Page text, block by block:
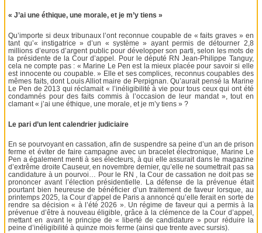
« J’ai une éthique, une morale, et je m’y tiens »
Qu’importe si deux tribunaux l’ont reconnue coupable de « faits graves » en
tant qu’« instigatrice » d’un « système » ayant permis de détourner 2,8
millions d’euros d’argent public pour développer son parti, selon les mots de
la présidente de la Cour d’appel. Pour le député RN Jean-Philippe Tanguy,
cela ne compte pas : « Marine Le Pen est la mieux placée pour savoir si elle
est innocente ou coupable. » Elle et ses complices, reconnus coupables des
mêmes faits, dont Louis Alliot maire de Perpignan. Qu’aurait pensé la Marine
Le Pen de 2013 qui réclamait « l’inéligibilité à vie pour tous ceux qui ont été
condamnés pour des faits commis à l’occasion de leur mandat », tout en
clamant « j’ai une éthique, une morale, et je m’y tiens » ?
Le pari d’un lent calendrier judiciaire
En se pourvoyant en cassation, afin de suspendre sa peine d’un an de prison
ferme et éviter de faire campagne avec un bracelet électronique, Marine Le
Pen a également menti à ses électeurs, à qui elle assurait dans le magazine
d’extrême droite Causeur, en novembre dernier, qu’elle ne soumettrait pas sa
candidature à un pourvoi… Pour le RN , la Cour de cassation ne doit pas se
prononcer avant l’élection présidentielle. La défense de la prévenue était
pourtant bien heureuse de bénéficier d’un traitement de faveur lorsque, au
printemps 2025, la Cour d’appel de Paris a annoncé qu’elle ferait en sorte de
rendre sa décision « à l’été 2026 ». Un régime de faveur qui a permis à la
prévenue d’être à nouveau éligible, grâce à la clémence de la Cour d’appel,
mettant en avant le principe de « liberté de candidature » pour réduire la
peine d’inéligibilité à quinze mois ferme (ainsi que trente avec sursis).